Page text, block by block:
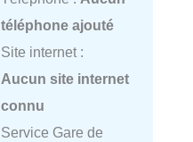
téléphone ajouté
Site internet :
Aucun site internet
connu
Service Gare de